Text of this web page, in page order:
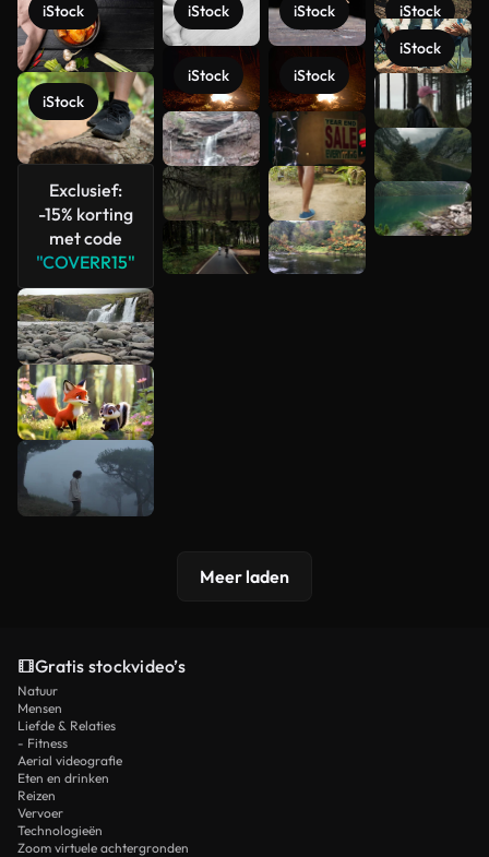
iStock
iStock
Exclusief:
-15% korting
met code
"COVERR15"
iStock
iStock
iStock
iStock
iStock
iStock
Meer
bekijken
Meer laden
Gratis stockvideo’s
Natuur
Mensen
Liefde & Relaties
- Fitness
Aerial videografie
Eten en drinken
Reizen
Vervoer
Technologieën
Zoom virtuele achtergronden